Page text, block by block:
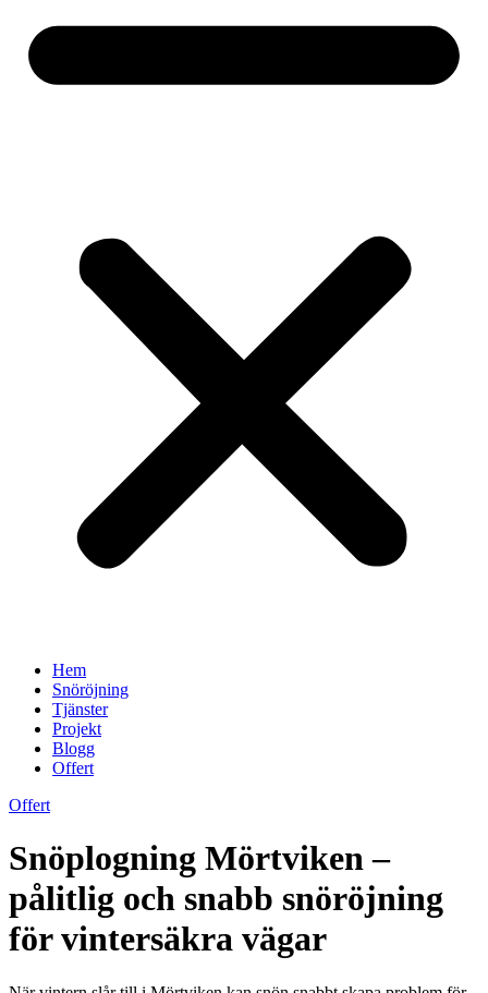
Hem
Snöröjning
Tjänster
Projekt
Blogg
Offert
Offert
Snöplogning Mörtviken –
pålitlig och snabb snöröjning
för vintersäkra vägar